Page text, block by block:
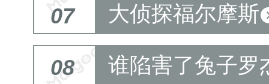
07 大侦探福尔摩斯
08 谁陷害了兔子罗